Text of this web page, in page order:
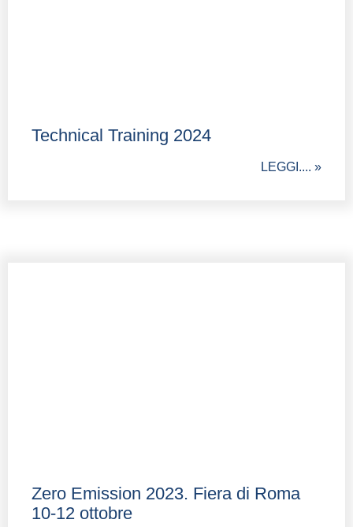
Technical Training 2024
LEGGI.... »
Zero Emission 2023. Fiera di Roma
10-12 ottobre